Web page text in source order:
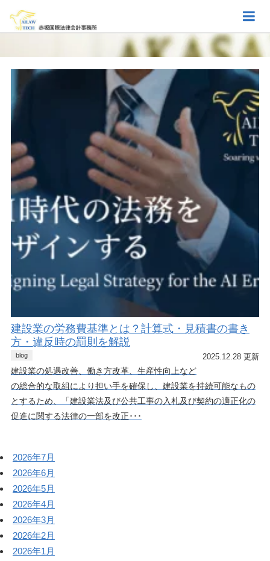
建設業の労務費基準とは？計算式・見積書の書き
方・違反時の罰則を解説
blog 2025.12.28 更新
建設業の処遇改善、働き方改革、生産性向上など
の総合的な取組により担い手を確保し、建設業を持続可能なもの
とするため、「建設業法及び公共工事の入札及び契約の適正化の
促進に関する法律の一部を改正･･･
2026年7月
2026年6月
2026年5月
2026年4月
2026年3月
2026年2月
2026年1月